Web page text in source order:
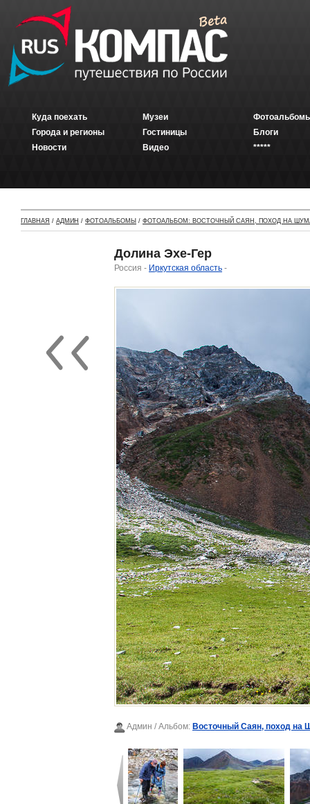
Куда поехать
Города и регионы
Новости
Музеи
Гостиницы
Видео
Блоги
*****
ГЛАВНАЯ / АДМИН / ФОТОАЛЬБОМЫ / ФОТОАЛЬБОМ: ВОСТОЧНЫЙ САЯН, ПОХОД НА
Долина Эхе-Гер
Россия - Иркутская область -
Админ / Альбом: Восточный Саян, поход на